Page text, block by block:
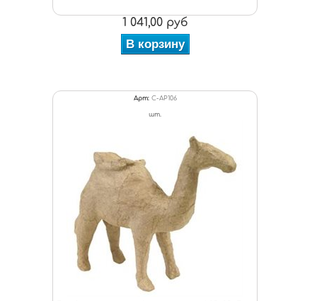
1 041,00 руб
В корзину
Арт: C-AP106
шт.